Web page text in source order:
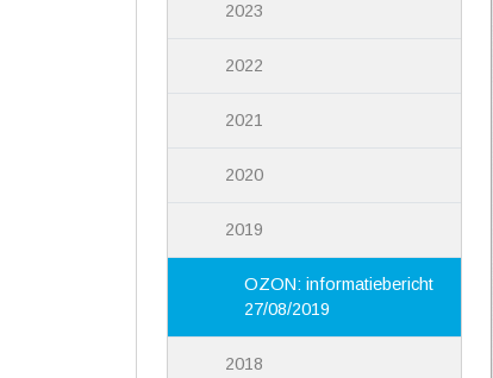
2023
2022
2021
2020
2019
OZON: informatiebericht
27/08/2019
2018